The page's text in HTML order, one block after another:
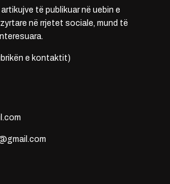
të publikuar në uebin e
në rrjetet sociale, mund të
e kontaktit)